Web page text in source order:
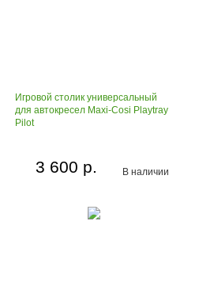
Игровой столик универсальный
для автокресел Maxi-Cosi Playtray
Pilot
В наличии
3 600 р.